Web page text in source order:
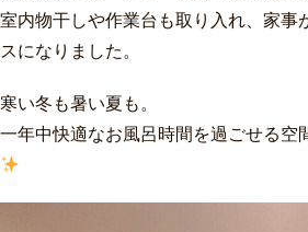
室内物干しや作業台も取り入れ、家事
スになりました。
寒い冬も暑い夏も。
一年中快適なお風呂時間を過ごせる空